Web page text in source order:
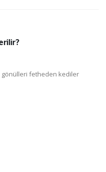
gönülleri fetheden kediler